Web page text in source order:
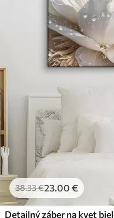
38.33€23.00 €